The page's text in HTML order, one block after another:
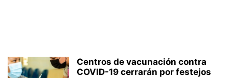
Centros de vacunación contra
COVID-19 cerrarán por festejos